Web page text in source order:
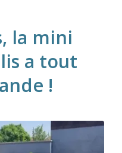
la mini
a tout
!